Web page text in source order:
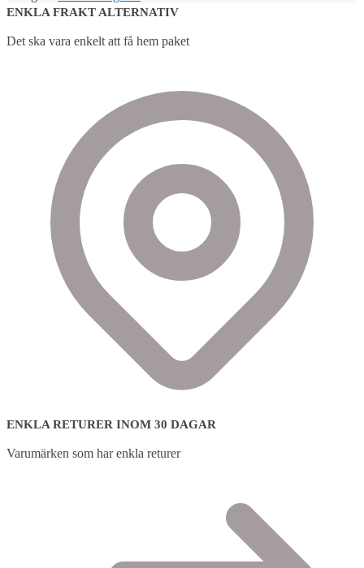
ENKLA FRAKT ALTERNATIV
Det ska vara enkelt att få hem paket
ENKLA RETURER INOM 30 DAGAR
Varumärken som har enkla returer